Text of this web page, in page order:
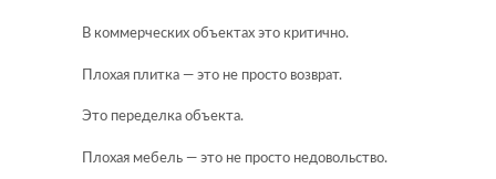
В коммерческих объектах это критично.
Плохая плитка — это не просто возврат.
Это переделка объекта.
Плохая мебель — это не просто недовольство.